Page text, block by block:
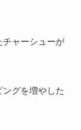
チャーシューが
グを増やした